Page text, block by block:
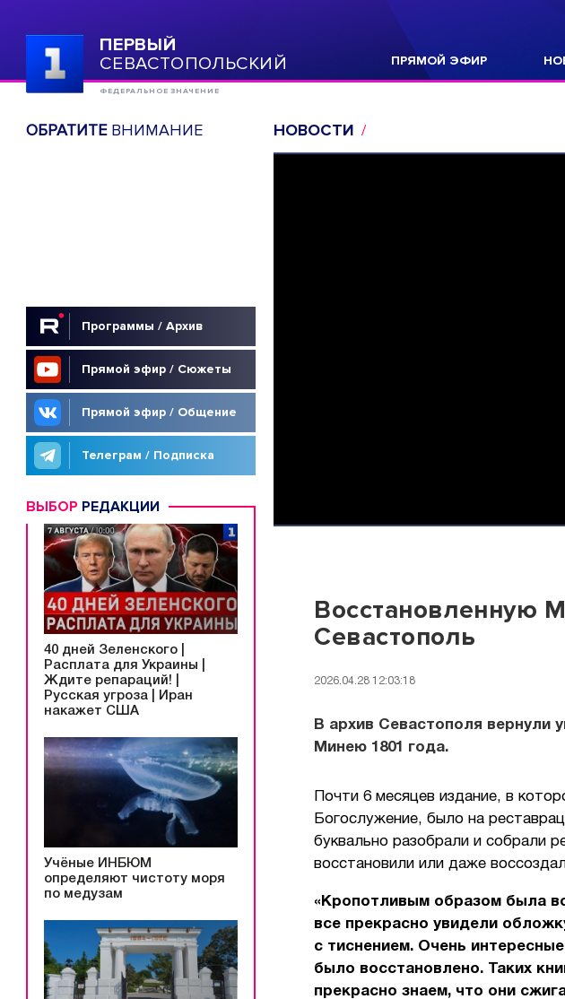
ПЕРВЫЙ
СЕВАСТОПОЛЬСКИЙ
ФЕДЕРАЛЬНОЕ ЗНАЧЕНИЕ
ПРЯМОЙ ЭФИР
ОБРАТИТЕВНИМАНИЕ
Программы / Архив
Прямой эфир / Сюжеты
Прямой эфир / Общение
Телеграм / Подписка
ВЫБОР РЕДАКЦИИ
40 дней Зеленского |
Расплата для Украины |
Ждите репараций! |
Русская угроза | Иран
накажет США
Учёные ИНБЮМ
определяют чистоту моря
по медузам
НОВОСТИ
Восстановленную
Севастополь
2026.04.28 12:03:18
В архив Севастополя
Минею 1801 года.
Почти 6 месяцев издание, в
Богослужение, было на
буквально разобрали и собрали
восстановили или даже
«Кропотливым образом была
все прекрасно увидели
с тиснением. Очень
было восстановлено. Таких
прекрасно знаем, что они